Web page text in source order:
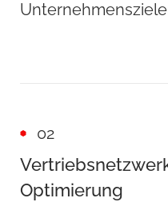
02
Optimierung